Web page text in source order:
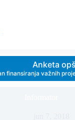
Anketa
finansiranja važnih